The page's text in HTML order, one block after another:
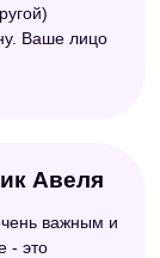
Ваше лицо
Авеля
важным и
- это